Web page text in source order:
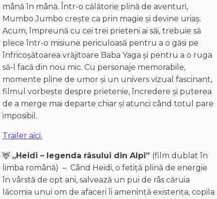
mână în mână. Într-o călătorie plină de aventuri,
Mumbo Jumbo crește ca prin magie și devine uriaș.
Acum, împreună cu cei trei prieteni ai săi, trebuie să
plece într-o misiune periculoasă pentru a o găsi pe
înfricoșătoarea vrăjitoare Baba Yaga și pentru a o ruga
să-l facă din nou mic. Cu personaje memorabile,
momente pline de umor și un univers vizual fascinant,
filmul vorbește despre prietenie, încredere și puterea
de a merge mai departe chiar și atunci când totul pare
imposibil.
Trailer aici.
🦌 „Heidi – legenda râsului din Alpi” (film dublat în
limba română) – Când Heidi, o fetiță plină de energie
în vârstă de opt ani, salvează un pui de râs căruia
lăcomia unui om de afaceri îi amenință existența, copila